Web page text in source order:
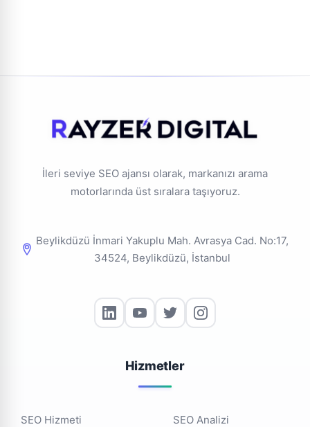
İleri seviye SEO ajansı olarak, markanızı arama
motorlarında üst sıralara taşıyoruz.
Beylikdüzü İnmari Yakuplu Mah. Avrasya Cad. No:17,
34524, Beylikdüzü, İstanbul
Hizmetler
SEO Hizmeti SEO Analizi